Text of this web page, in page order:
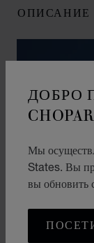
ДОБРО
Мы
States. Вы
вы обновить
ОПИСАНИЕ